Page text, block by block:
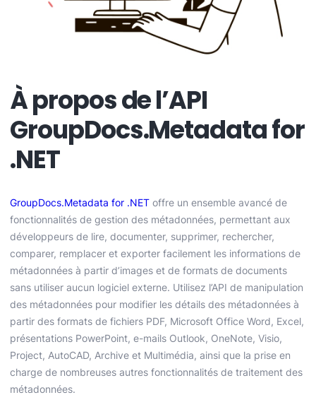
À propos de l’API
GroupDocs.Metadata for
.NET
GroupDocs.Metadata for .NET offre un ensemble avancé de
fonctionnalités de gestion des métadonnées, permettant aux
développeurs de lire, documenter, supprimer, rechercher,
comparer, remplacer et exporter facilement les informations de
métadonnées à partir d’images et de formats de documents
sans utiliser aucun logiciel externe. Utilisez l’API de manipulation
des métadonnées pour modifier les détails des métadonnées à
partir des formats de fichiers PDF, Microsoft Office Word, Excel,
présentations PowerPoint, e-mails Outlook, OneNote, Visio,
Project, AutoCAD, Archive et Multimédia, ainsi que la prise en
charge de nombreuses autres fonctionnalités de traitement des
métadonnées.